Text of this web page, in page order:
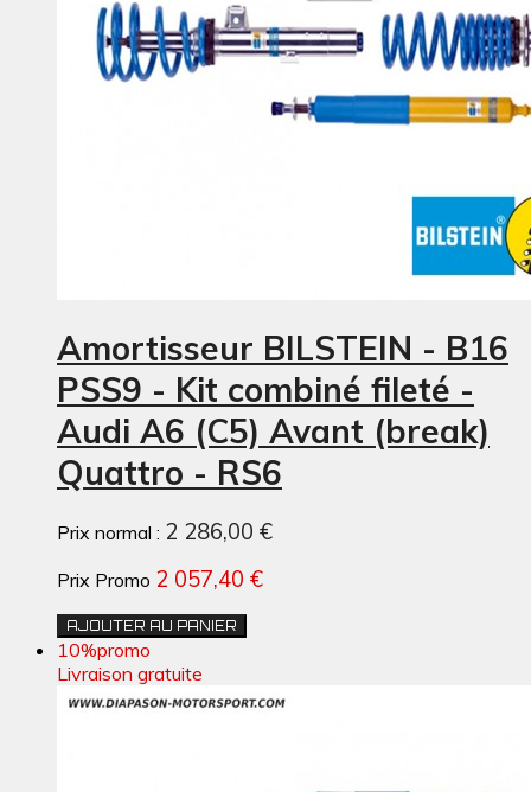
Amortisseur BILSTEIN - B16
PSS9 - Kit combiné fileté -
Audi A6 (C5) Avant (break)
Quattro - RS6
Prix normal : 2 286,00 €
Prix Promo 2 057,40 €
AJOUTER AU PANIER
10%promo
Livraison gratuite